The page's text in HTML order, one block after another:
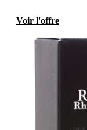
Voir l'offre